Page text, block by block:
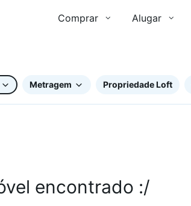
Comprar Alugar
Metragem Propriedade Loft
encontrado :/